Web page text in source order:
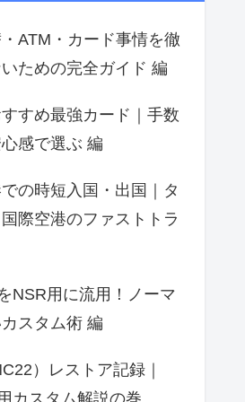
ATM・カード事情を徹
ための完全ガイド 編
すめ最強カード｜手数
感で選ぶ 編
の時短入国・出国｜タ
際空港のファストトラ
NSR用に流用！ノーマ
スタム術 編
）レストア記録｜